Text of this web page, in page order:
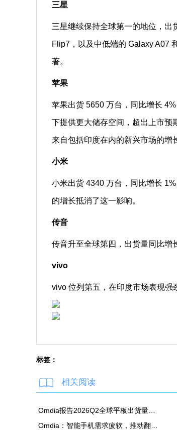
三星
三星继续保持全球第一的地位，出
Flip7，以及中低端的 Galaxy A07
著。
苹果
苹果出货 5650 万台，同比增长
下提供更大储存空间，超出上市预
来自包括印度在内的新兴市场的增
小米
小米出货 4340 万台，同比增长
的增长抵消了这一影响。
传音
传音升至全球第四，出货量同比增
vivo
vivo 位列第五，在印度市场表现强
标签：
相关阅读